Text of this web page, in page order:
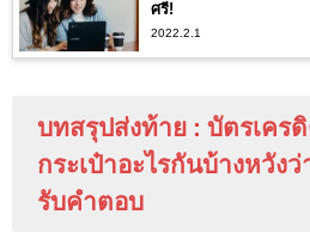
ศรี!
2022.2.1
บทสรุปส่งท้าย : บัตรเคร
กระเป๋าอะไรกันบ้างหวัง
รับคำตอบ